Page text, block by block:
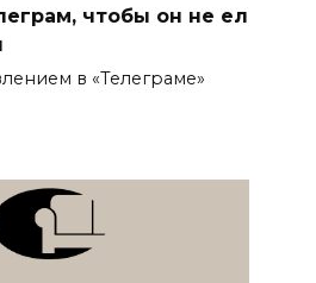
чтобы он не ел
в «Телеграме»